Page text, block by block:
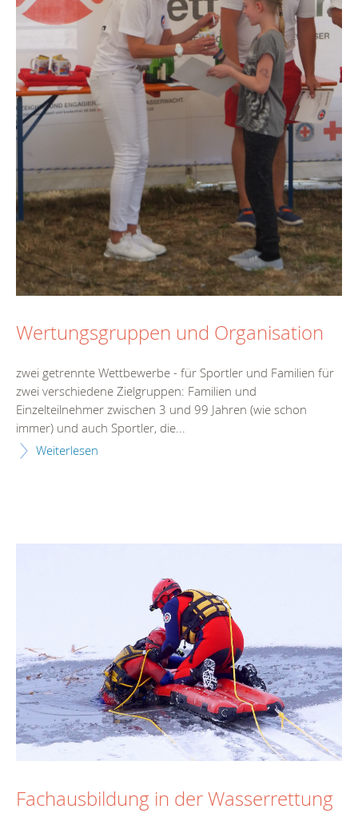
Wertungsgruppen und Organisation
zwei getrennte Wettbewerbe - für Sportler und Familien für
zwei verschiedene Zielgruppen: Familien und
Einzelteilnehmer zwischen 3 und 99 Jahren (wie schon
immer) und auch Sportler, die...
Weiterlesen
Fachausbildung in der Wasserrettung